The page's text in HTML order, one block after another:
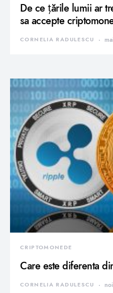
De ce țările lumii ar
sa accepte
CORNELIA RADULESCU
CRIPTOMONEDE
Care este diferenta
CORNELIA RADULESCU